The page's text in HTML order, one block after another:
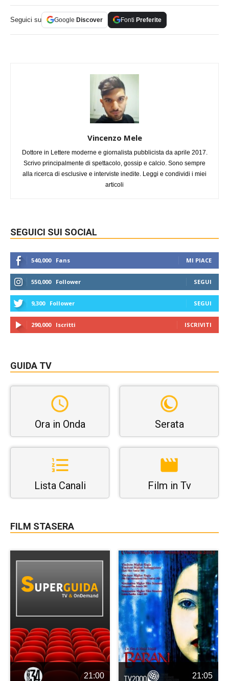
Seguici su Google Discover Fonti Preferite
Vincenzo Mele
Dottore in Lettere moderne e giornalista pubblicista da aprile 2017.
Scrivo principalmente di spettacolo, gossip e calcio. Sono sempre
alla ricerca di esclusive e interviste inedite. Leggi e condividi i miei
articoli
SEGUICI SUI SOCIAL
540,000 Fans MI PIACE
550,000 Follower SEGUI
9,300 Follower SEGUI
290,000 Iscritti ISCRIVITI
GUIDA TV
Ora in Onda Serata
Lista Canali Film in Tv
FILM STASERA
21:00 21:05